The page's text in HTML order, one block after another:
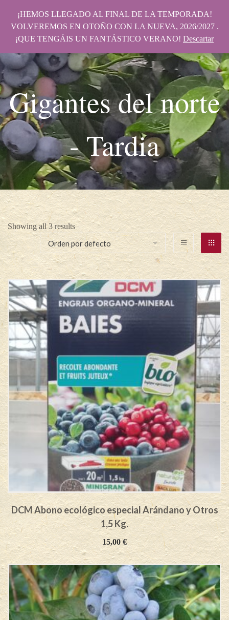
Gigantes del norte
- Tardia
Showing all 3 results
DCM Abono ecológico especial Arándano y Otros
1,5 Kg.
15,00€
¡HEMOS LLEGADO AL FINAL DE LA TEMPORADA!
VOLVEREMOS EN OTOÑO CON LA NUEVA, 2026/2027 .
¡QUE TENGÁIS UN FANTÁSTICO VERANO! Descartar